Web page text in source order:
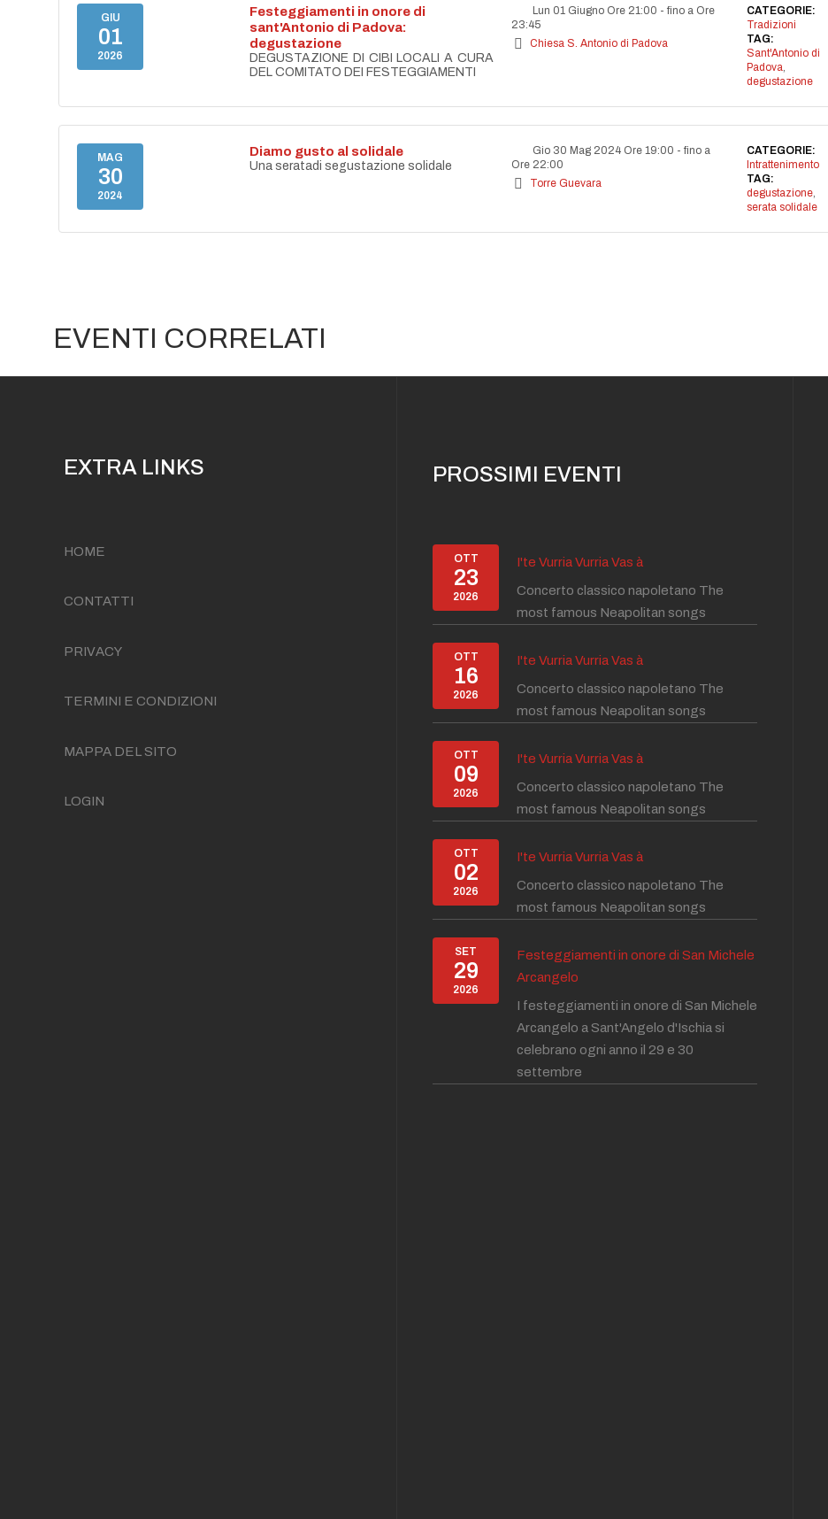
GIU
01
2026
Festeggiamenti in onore di
sant'Antonio di Padova:
degustazione
DEGUSTAZIONE DI CIBI LOCALI A CURA
DEL COMITATO DEI FESTEGGIAMENTI
Lun 01 Giugno Ore 21:00 - fino a Ore
23:45
Chiesa S. Antonio di Padova
CATEGORIE:
Tradizioni
TAG:
Sant'Antonio di
Padova,
degustazione
MAG
30
2024
Diamo gusto al solidale
Una seratadi segustazione solidale
Gio 30 Mag 2024 Ore 19:00 - fino a
Ore 22:00
Torre Guevara
CATEGORIE:
Intrattenimento
TAG:
degustazione,
serata solidale
EVENTI CORRELATI
EXTRA LINKS
HOME
CONTATTI
PRIVACY
TERMINI E CONDIZIONI
MAPPA DEL SITO
LOGIN
PROSSIMI EVENTI
OTT
23
2026
I'te Vurria Vurria Vas à
Concerto classico napoletano The
most famous Neapolitan songs
OTT
16
2026
I'te Vurria Vurria Vas à
Concerto classico napoletano The
most famous Neapolitan songs
OTT
09
2026
I'te Vurria Vurria Vas à
Concerto classico napoletano The
most famous Neapolitan songs
OTT
02
2026
I'te Vurria Vurria Vas à
Concerto classico napoletano The
most famous Neapolitan songs
SET
29
2026
Festeggiamenti in onore di San Michele
Arcangelo
I festeggiamenti in onore di San Michele
Arcangelo a Sant'Angelo d'Ischia si
celebrano ogni anno il 29 e 30
settembre